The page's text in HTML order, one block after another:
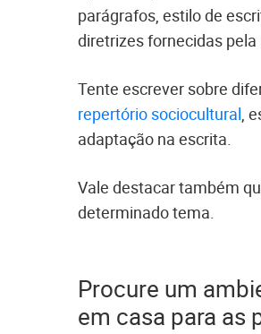
parágrafos, estilo de
diretrizes fornecidas
Tente escrever sobre
repertório sociocultural,
adaptação na escrita.
Vale destacar também
determinado tema.
Procure um
em casa para as